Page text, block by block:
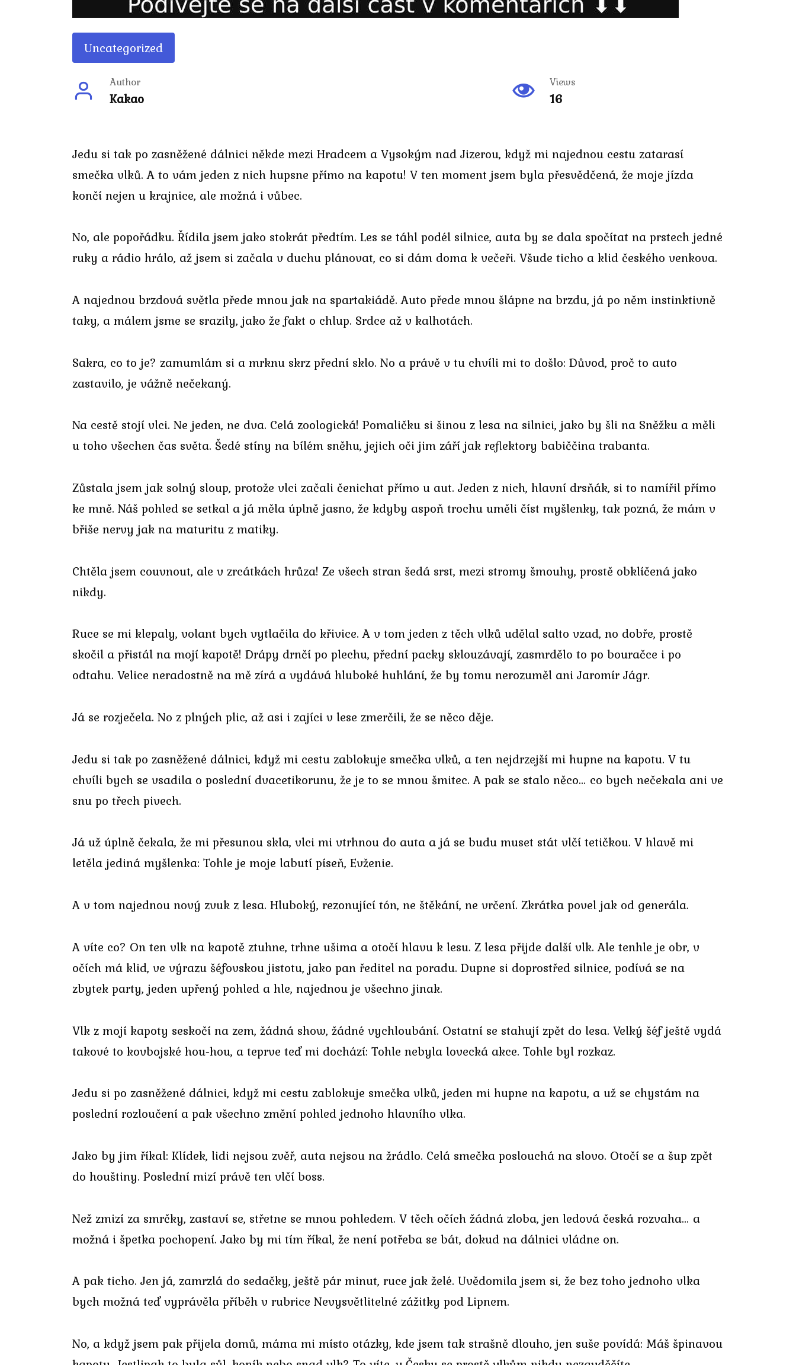
Uncategorized
Author
Kakao
Views
16
Jedu si tak po zasněžené dálnici někde mezi Hradcem a Vysokým nad Jizerou, když mi najednou cestu zatarasí
smečka vlků. A to vám jeden z nich hupsne přímo na kapotu! V ten moment jsem byla přesvědčená, že moje jízda
končí nejen u krajnice, ale možná i vůbec.
No, ale popořádku. Řídila jsem jako stokrát předtím. Les se táhl podél silnice, auta by se dala spočítat na prstech jedné
ruky a rádio hrálo, až jsem si začala v duchu plánovat, co si dám doma k večeři. Všude ticho a klid českého venkova.
A najednou brzdová světla přede mnou jak na spartakiádě. Auto přede mnou šlápne na brzdu, já po něm instinktivně
taky, a málem jsme se srazily, jako že fakt o chlup. Srdce až v kalhotách.
Sakra, co to je? zamumlám si a mrknu skrz přední sklo. No a právě v tu chvíli mi to došlo: Důvod, proč to auto
zastavilo, je vážně nečekaný.
Na cestě stojí vlci. Ne jeden, ne dva. Celá zoologická! Pomaličku si šinou z lesa na silnici, jako by šli na Sněžku a měli
u toho všechen čas světa. Šedé stíny na bílém sněhu, jejich oči jim září jak reflektory babiččina trabanta.
Zůstala jsem jak solný sloup, protože vlci začali čenichat přímo u aut. Jeden z nich, hlavní drsňák, si to namířil přímo
ke mně. Náš pohled se setkal a já měla úplně jasno, že kdyby aspoň trochu uměli číst myšlenky, tak pozná, že mám v
břiše nervy jak na maturitu z matiky.
Chtěla jsem couvnout, ale v zrcátkách hrůza! Ze všech stran šedá srst, mezi stromy šmouhy, prostě obklíčená jako
nikdy.
Ruce se mi klepaly, volant bych vytlačila do křivice. A v tom jeden z těch vlků udělal salto vzad, no dobře, prostě
skočil a přistál na mojí kapotě! Drápy drnčí po plechu, přední packy sklouzávají, zasmrdělo to po bouračce i po
odtahu. Velice neradostně na mě zírá a vydává hluboké huhlání, že by tomu nerozuměl ani Jaromír Jágr.
Já se rozječela. No z plných plic, až asi i zajíci v lese zmerčili, že se něco děje.
Jedu si tak po zasněžené dálnici, když mi cestu zablokuje smečka vlků, a ten nejdrzejší mi hupne na kapotu. V tu
chvíli bych se vsadila o poslední dvacetikorunu, že je to se mnou šmitec. A pak se stalo něco… co bych nečekala ani ve
snu po třech pivech.
Já už úplně čekala, že mi přesunou skla, vlci mi vtrhnou do auta a já se budu muset stát vlčí tetičkou. V hlavě mi
letěla jediná myšlenka: Tohle je moje labutí píseň, Evženie.
A v tom najednou nový zvuk z lesa. Hluboký, rezonující tón, ne štěkání, ne vrčení. Zkrátka povel jak od generála.
A víte co? On ten vlk na kapotě ztuhne, trhne ušima a otočí hlavu k lesu. Z lesa přijde další vlk. Ale tenhle je obr, v
očích má klid, ve výrazu šéfovskou jistotu, jako pan ředitel na poradu. Dupne si doprostřed silnice, podívá se na
zbytek party, jeden upřený pohled a hle, najednou je všechno jinak.
Vlk z mojí kapoty seskočí na zem, žádná show, žádné vychloubání. Ostatní se stahují zpět do lesa. Velký šéf ještě vydá
takové to kovbojské hou-hou, a teprve teď mi dochází: Tohle nebyla lovecká akce. Tohle byl rozkaz.
Jedu si po zasněžené dálnici, když mi cestu zablokuje smečka vlků, jeden mi hupne na kapotu, a už se chystám na
poslední rozloučení a pak všechno změní pohled jednoho hlavního vlka.
Jako by jim říkal: Klídek, lidi nejsou zvěř, auta nejsou na žrádlo. Celá smečka poslouchá na slovo. Otočí se a šup zpět
do houštiny. Poslední mizí právě ten vlčí boss.
Než zmizí za smrčky, zastaví se, střetne se mnou pohledem. V těch očích žádná zloba, jen ledová česká rozvaha… a
možná i špetka pochopení. Jako by mi tím říkal, že není potřeba se bát, dokud na dálnici vládne on.
A pak ticho. Jen já, zamrzlá do sedačky, ještě pár minut, ruce jak želé. Uvědomila jsem si, že bez toho jednoho vlka
bych možná teď vyprávěla příběh v rubrice Nevysvětlitelné zážitky pod Lipnem.
No, a když jsem pak přijela domů, máma mi místo otázky, kde jsem tak strašně dlouho, jen suše povídá: Máš špinavou